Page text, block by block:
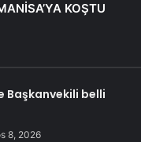
KOŞTU
Başkanvekili belli
8, 2026